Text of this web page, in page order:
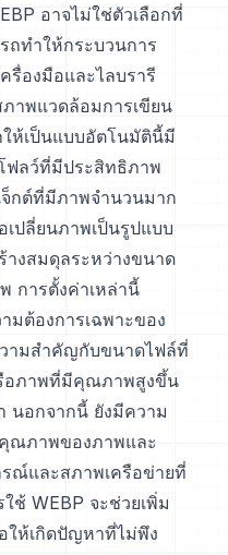
อาจไม่ใช่ตัวเลือกที่
ทำให้กระบวนการ
รื่องมือและไลบรารี
าพแวดล้อมการเขียน
ห้เป็นแบบอัตโนมัตินี้มี
ฟลว์ที่มีประสิทธิภาพ
จ็กต์ที่มีภาพจำนวนมาก
ปลี่ยนภาพเป็นรูปแบบ
งสมดุลระหว่างขนาด
การตั้งค่าเหล่านี้
มต้องการเฉพาะของ
วามสำคัญกับขนาดไฟล์ที่
รือภาพที่มีคุณภาพสูงขึ้น
นอกจากนี้ ยังมีความ
ณภาพของภาพและ
ณ์และสภาพเครือข่ายที่
ช้ WEBP จะช่วยเพิ่ม
ให้เกิดปัญหาที่ไม่พึง